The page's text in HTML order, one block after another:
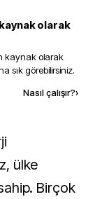
olarak
kaynak olarak
sık görebilirsiniz.
Nasıl çalışır?›
ülke
Birçok